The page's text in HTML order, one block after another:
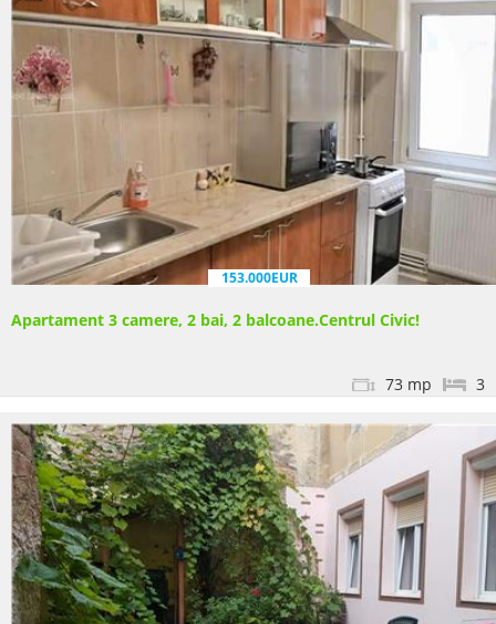
153.000EUR
Apartament 3 camere, 2 bai, 2 balcoane.Centrul Civic!
3
73 mp